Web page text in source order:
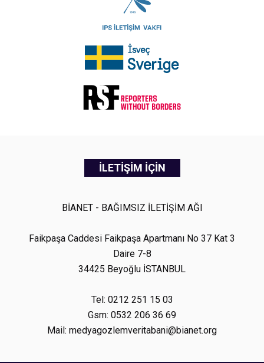
İLETİŞİM İÇİN
BİANET - BAĞIMSIZ İLETİŞİM AĞI
Faikpaşa Caddesi Faikpaşa Apartmanı No 37 Kat 3
Daire 7-8
34425 Beyoğlu İSTANBUL
Tel: 0212 251 15 03
Gsm: 0532 206 36 69
Mail: medyagozlemveritabani@bianet.org